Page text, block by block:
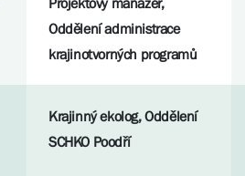
Oddělení administrace
krajinotvorných programů
Krajinný ekolog, Oddělení
SCHKO Poodří